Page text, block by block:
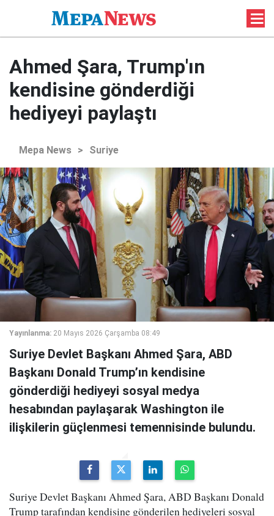
Ahmed Şara, Trump'ın
kendisine gönderdiği
hediyeyi paylaştı
Mepa News > Suriye
Yayınlanma: 20 Mayıs 2026 Çarşamba 08:49
Suriye Devlet Başkanı Ahmed Şara, ABD
Başkanı Donald Trump’ın kendisine
gönderdiği hediyeyi sosyal medya
hesabından paylaşarak Washington ile
ilişkilerin güçlenmesi temennisinde bulundu.
Suriye Devlet Başkanı Ahmed Şara, ABD Başkanı Donald
Trump tarafından kendisine gönderilen hediyeleri sosyal